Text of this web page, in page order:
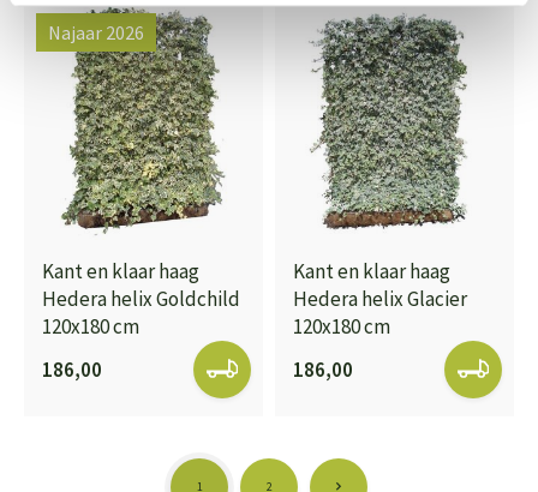
Najaar 2026
Kant en klaar haag
Hedera helix Goldchild
120x180 cm
186,00
Kant en klaar haag
Hedera helix Glacier
120x180 cm
186,00
1 2